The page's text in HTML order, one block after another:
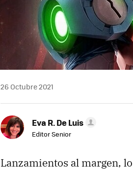
26 Octubre 2021
Eva R. De Luis
Editor Senior
Lanzamientos al margen,